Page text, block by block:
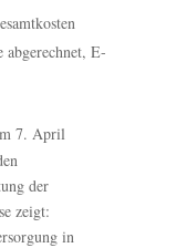
E-
7. April
der
zeigt:
in